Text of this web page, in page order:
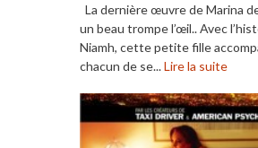
La dernière œuvre de Marina
un beau trompe l’œil.. Avec
Niamh, cette petite fille
chacun de se...Lire la suite